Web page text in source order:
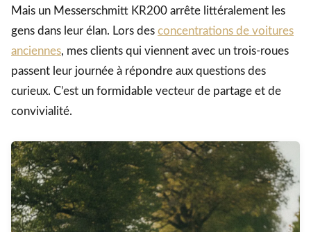
Mais un Messerschmitt KR200 arrête littéralement les
gens dans leur élan. Lors des concentrations de voitures
anciennes, mes clients qui viennent avec un trois-roues
passent leur journée à répondre aux questions des
curieux. C’est un formidable vecteur de partage et de
convivialité.